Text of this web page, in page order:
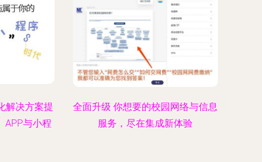
解决方案提
APP与小程
全面升级 你想要的校园网络与信息
服务，尽在集成新体验